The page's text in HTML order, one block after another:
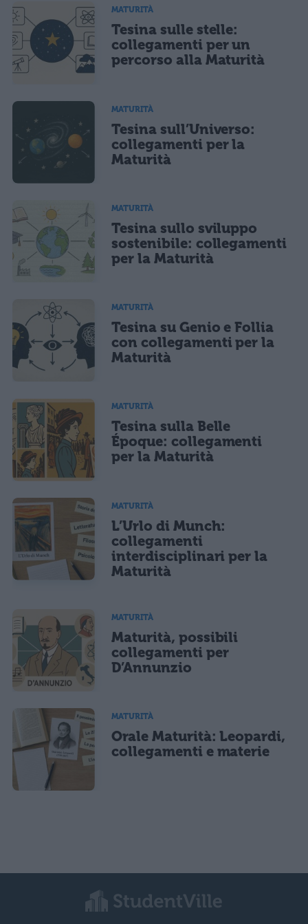
Ho letto e acconsento l'informativa sulla privacy
Acconsento all'uso dei miei dati da parte di terzi per finalità di
marketing diretto con modalità automatizzate o tradizionali
CONFERMA E PUBBLICA
MATURITÀ
Tesina sulle stelle:
collegamenti per un
percorso alla Maturità
MATURITÀ
Tesina sull’Universo:
collegamenti per la
Maturità
MATURITÀ
Tesina sullo sviluppo
sostenibile: collegamenti
per la Maturità
MATURITÀ
Tesina su Genio e Follia
con collegamenti per la
Maturità
MATURITÀ
Tesina sulla Belle
Époque: collegamenti
per la Maturità
MATURITÀ
L’Urlo di Munch:
collegamenti
interdisciplinari per la
Maturità
MATURITÀ
Maturità, possibili
collegamenti per
D’Annunzio
MATURITÀ
Orale Maturità: Leopardi,
collegamenti e materie